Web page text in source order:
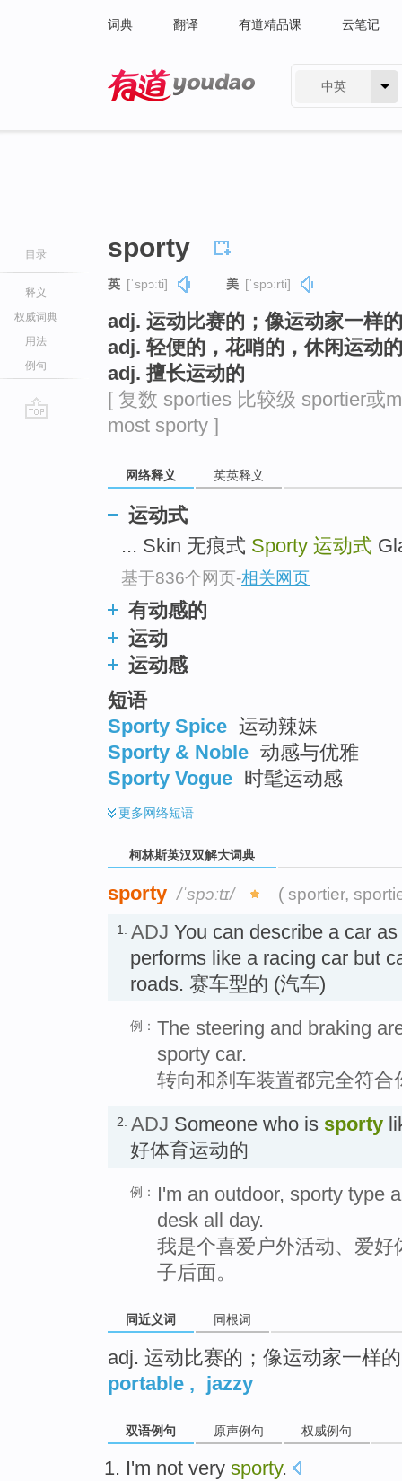
词典 翻译 有道精品课 云笔记
中英
目录
释义
权威词典
用法
例句
sporty
英 [ˈspɔːti] 美 [ˈspɔːrti]
adj. 运动比赛的；像运动家一样的
adj. 轻便的，花哨的，休闲运动
adj. 擅长运动的
[ 复数 sporties 比较级 sportier或
most sporty ]
网络释义 英英释义
运动式
... Skin 无痕式 Sporty 运动式
基于836个网页-相关网页
有动感的
运动
运动感
短语
Sporty Spice 运动辣妹
Sporty & Noble 动感与优雅
Sporty Vogue 时髦运动感
更多网络短语
柯林斯英汉双解大词典
sporty /ˈspɔːtɪ/ ( sportier,
1. ADJ You can describe a car as
performs like a racing car but
roads. 赛车型的 (汽车)
例： The steering and braking
sporty car.
转向和刹车装置都完全符
2. ADJ Someone who is sporty
好体育运动的
例：
I'm an outdoor, sporty type
desk all day.
我是个喜爱户外活动、爱
子后面。
同近义词 同根词
adj. 运动比赛的；像运动家一样
portable , jazzy
双语例句 原声例句 权威例句
I'm not very sporty.